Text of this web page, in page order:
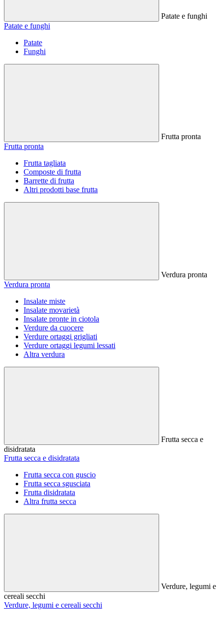
Patate e funghi
Patate e funghi
Patate
Funghi
Frutta pronta
Frutta pronta
Frutta tagliata
Composte di frutta
Barrette di frutta
Altri prodotti base frutta
Verdura pronta
Verdura pronta
Insalate miste
Insalate movarietà
Insalate pronte in ciotola
Verdure da cuocere
Verdure ortaggi grigliati
Verdure ortaggi legumi lessati
Altra verdura
Frutta secca e
disidratata
Frutta secca e disidratata
Frutta secca con guscio
Frutta secca sgusciata
Frutta disidratata
Altra frutta secca
Verdure, legumi e
cereali secchi
Verdure, legumi e cereali secchi